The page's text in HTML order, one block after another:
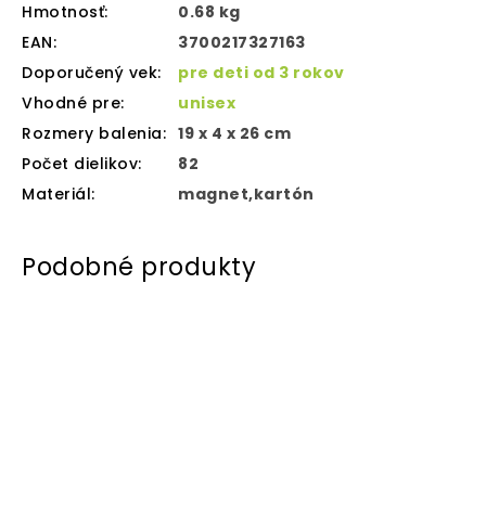
Hmotnosť:
0.68 kg
EAN:
3700217327163
Doporučený vek:
pre deti od 3 rokov
Vhodné pre:
unisex
Rozmery balenia: 19 x 4 x 26 cm
Počet dielikov:
82
Materiál: magnet,kartón